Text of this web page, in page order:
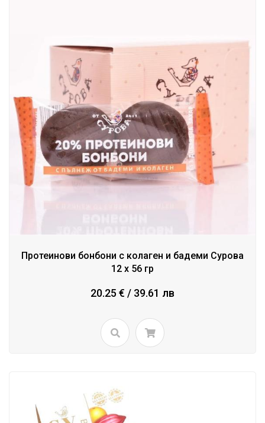
Протеинови бонбони с колаген и бадеми Сурова
12 x 56 гр
20.25 € / 39.61 лв